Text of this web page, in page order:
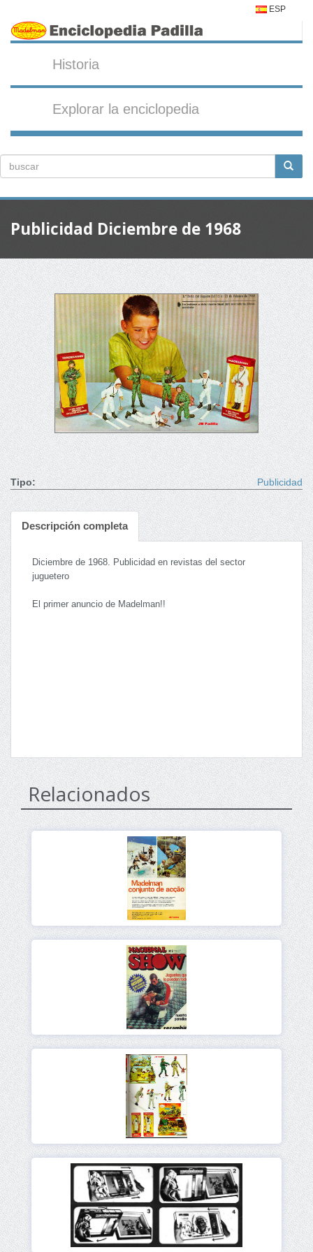
ESP
Historia
Explorar la enciclopedia
Publicidad Diciembre de 1968
Tipo: Publicidad
Descripción completa
Diciembre de 1968. Publicidad en revistas del sector
juguetero
El primer anuncio de Madelman!!
Relacionados
Ver
Ver
Ver
Ver